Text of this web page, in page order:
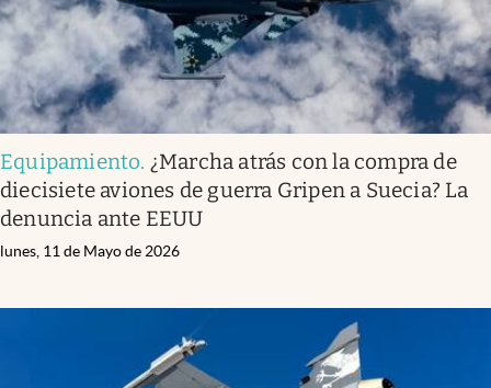
Equipamiento. ¿Marcha atrás con la compra de
diecisiete aviones de guerra Gripen a Suecia? La
denuncia ante EEUU
lunes, 11 de Mayo de 2026